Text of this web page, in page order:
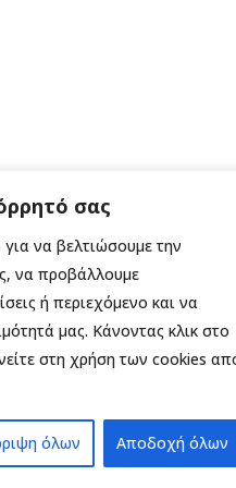
σας
να βελτιώσουμε την
να προβάλλουμε
ή περιεχόμενο και να
μας. Κάνοντας κλικ στο
στη χρήση των cookies
όλων Αποδοχή όλων